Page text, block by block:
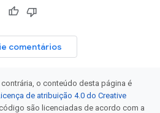
comentários
o conteúdo desta página é
de atribuição 4.0 do Creative
são licenciadas de acordo com a